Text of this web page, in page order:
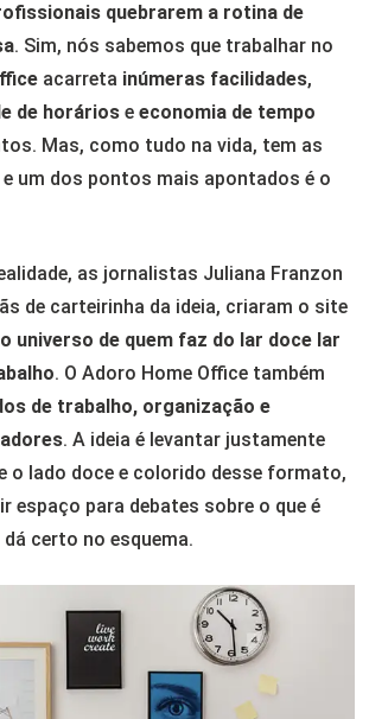
quebrarem a rotina de
. Sim, nós sabemos que trabalhar no
acarreta inúmeras facilidades,
de horários e economia de tempo
Mas, como tudo na vida, tem as
e um dos pontos mais apontados é o
as jornalistas Juliana Franzon
de carteirinha da ideia, criaram o site
universo de quem faz do lar doce lar
. O Adoro Home Office também
de trabalho, organização e
. A ideia é levantar justamente
o lado doce e colorido desse formato,
espaço para debates sobre o que é
certo no esquema.